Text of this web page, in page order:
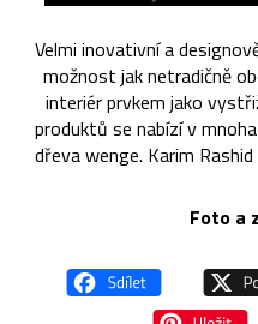
Velmi inovativní a
možnost jak netradičně
interiér prvkem jako
produktů se nabízí v
dřeva wenge. Karim
Foto a